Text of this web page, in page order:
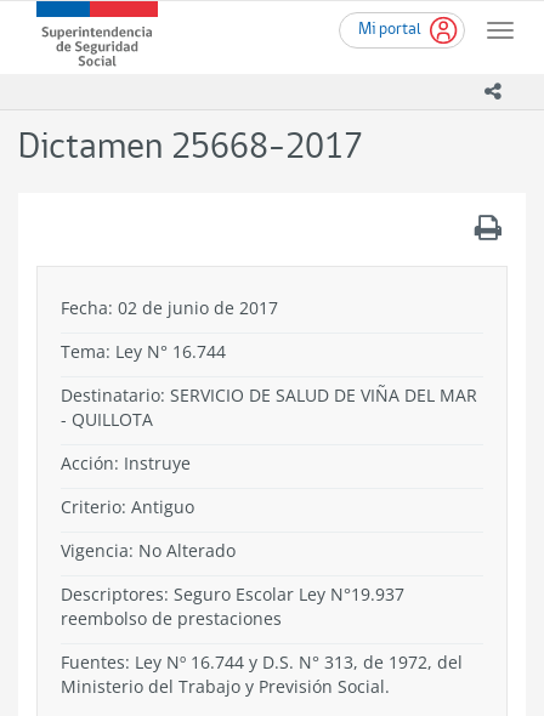
contenido
Mi portal
Toggle
Superintendencia
de
-
Dictamen 25668-2017
Fecha: 02 de junio de 2017
Tema: Ley N° 16.744
Destinatario: SERVICIO DE SALUD DE VIÑA DEL MAR
- QUILLOTA
Acción: Instruye
Criterio: Antiguo
Vigencia: No Alterado
Descriptores: Seguro Escolar Ley N°19.937
reembolso de prestaciones
Fuentes: Ley Nº 16.744 y D.S. N° 313, de 1972, del
Ministerio del Trabajo y Previsión Social.